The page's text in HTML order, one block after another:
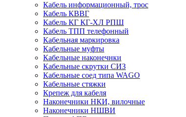
Кабель информационный, трос
Кабель КВВГ
Кабель КГ КГ-ХЛ РПШ
Кабель ТПП телефонный
Кабельная маркировка
Кабельные муфты
Кабельные наконечнки
Кабельные скрутки СИЗ
Кабельные соед типа WAGO
Кабельные стяжки
Крепеж для кабеля
Наконечники НКИ, вилочные
Наконечники НШВИ